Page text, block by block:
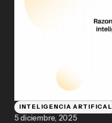
INTELIGENCIA ARTIFICAL
5 diciembre, 2025